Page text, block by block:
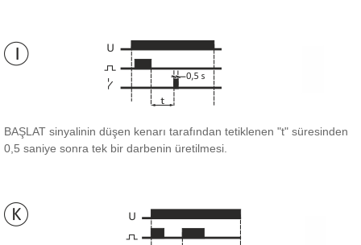
BAŞLAT sinyalinin düşen kenarı tarafından tetiklenen "t" süresinden
0,5 saniye sonra tek bir darbenin üretilmesi.